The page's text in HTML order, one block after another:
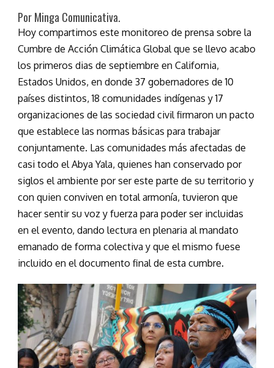
Por Minga Comunicativa.
Hoy compartimos este monitoreo de prensa sobre la
Cumbre de Acción Climática Global que se llevo acabo
los primeros dias de septiembre en California,
Estados Unidos, en donde 37 gobernadores de 10
países distintos, 18 comunidades indígenas y 17
organizaciones de las sociedad civil firmaron un pacto
que establece las normas básicas para trabajar
conjuntamente. Las comunidades más afectadas de
casi todo el Abya Yala, quienes han conservado por
siglos el ambiente por ser este parte de su territorio y
con quien conviven en total armonía, tuvieron que
hacer sentir su voz y fuerza para poder ser incluidas
en el evento, dando lectura en plenaria al mandato
emanado de forma colectiva y que el mismo fuese
incluido en el documento final de esta cumbre.